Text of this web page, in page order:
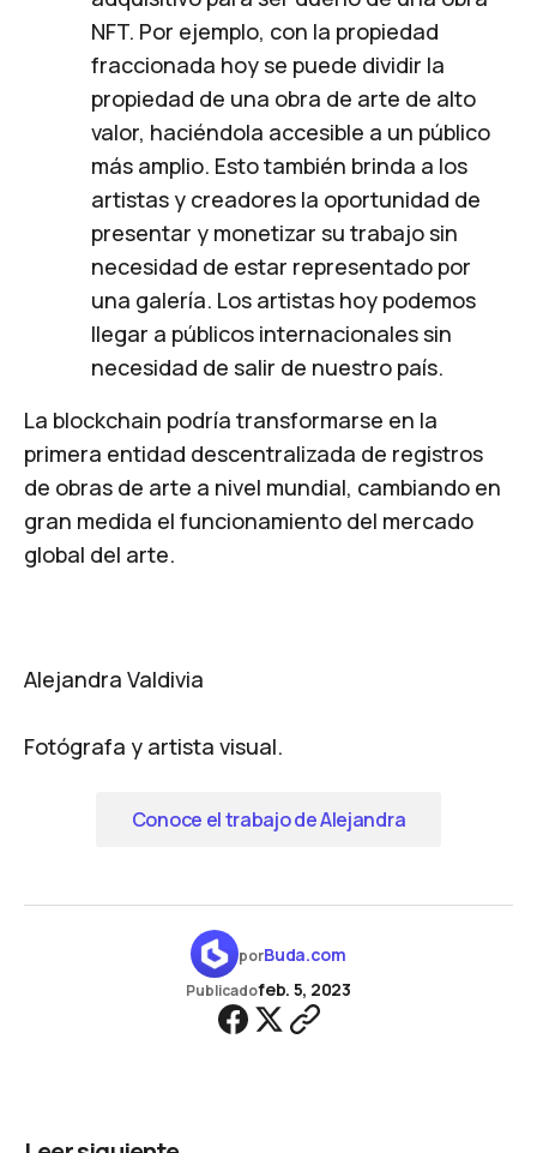
NFT. Por ejemplo, con la propiedad
fraccionada hoy se puede dividir la
propiedad de una obra de arte de alto
valor, haciéndola accesible a un público
más amplio. Esto también brinda a los
artistas y creadores la oportunidad de
presentar y monetizar su trabajo sin
necesidad de estar representado por
una galería. Los artistas hoy podemos
llegar a públicos internacionales sin
necesidad de salir de nuestro país.
La blockchain podría transformarse en la
primera entidad descentralizada de registros
de obras de arte a nivel mundial, cambiando en
gran medida el funcionamiento del mercado
global del arte.
Alejandra Valdivia
Fotógrafa y artista visual.
Conoce el trabajo de Alejandra
porBuda.com
Publicadofeb. 5, 2023